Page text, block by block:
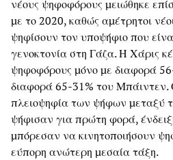
νέους ψηφοφόρους μειώθηκε
με το 2020, καθώς αμέτρητοι
ψηφίσουν τον υποψήφιο που
γενοκτονία στη Γάζα. Η Χάρις
ψηφοφόρους μόνο με διαφορά
διαφορά 65-31% του Μπάιντεν.
πλειοψηφία των ψήφων μεταξύ
ψήφισαν για πρώτη φορά,
μπόρεσαν να κινητοποιήσουν
εύπορη ανώτερη μεσαία τάξη.